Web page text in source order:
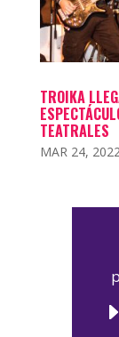
TROIKA
TEATRALES
MAR 24,